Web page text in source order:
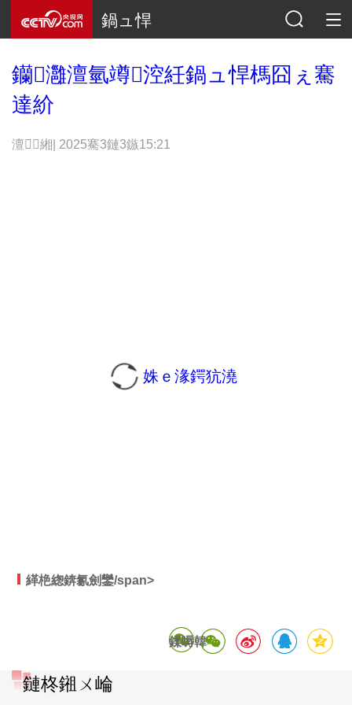
鍋ュ悍
钄灉澶氫竴涳紝鍋ュ悍榪囧ぇ騫
達紒
澶緗| 2025騫3鏈3鏃15:21
姝ｅ湪鍔犺澆
緙栬緫錛氱劍鑾/span>
鍒嗕韓
鏈柊鎺ㄨ崘